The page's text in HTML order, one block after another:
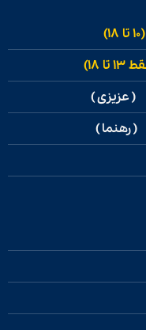
( عزیزی )
( رهنما )